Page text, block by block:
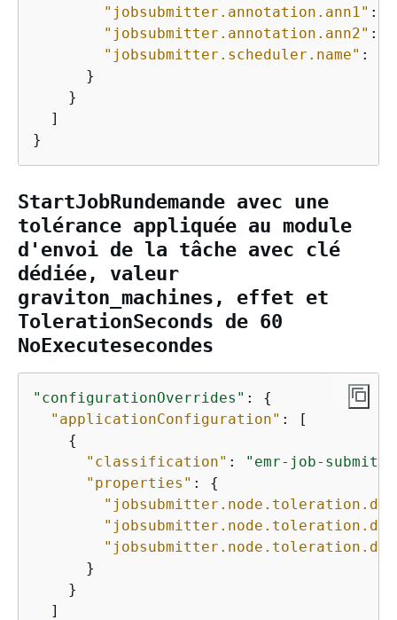
"jobsubmitter.annotation.ann1" :
"jobsubmitter.annotation.ann2" :
"jobsubmitter.scheduler.name" :
      }
    }
  ]
}
StartJobRundemande avec une
tolérance appliquée au module
d'envoi de la tâche avec clé
dédiée, valeur
graviton_machines , effet et
TolerationSeconds de 60
NoExecutesecondes
"configurationOverrides" : {
"applicationConfiguration" : [
{
"classification" :
"emr-job-
"properties" : {
      }
    }
  ]